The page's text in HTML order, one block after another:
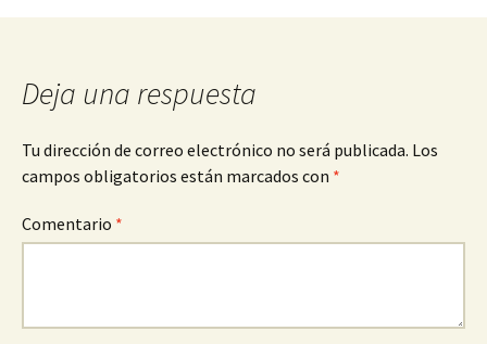
entradas
Deja una respuesta
Tu dirección de correo electrónico no será publicada. Los
campos obligatorios están marcados con *
Comentario *